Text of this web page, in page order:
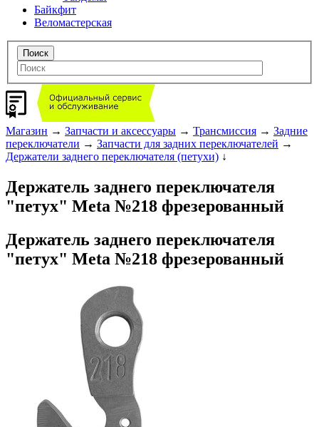
Байкфит
Веломастерская
Магазин → Запчасти и аксессуары → Трансмиссия → Задние
переключатели → Запчасти для задних переключателей →
Держатели заднего переключателя (петухи) ↓
Держатель заднего переключателя
"петух" Meta №218 фрезерованный
Держатель заднего переключателя
"петух" Meta №218 фрезерованный